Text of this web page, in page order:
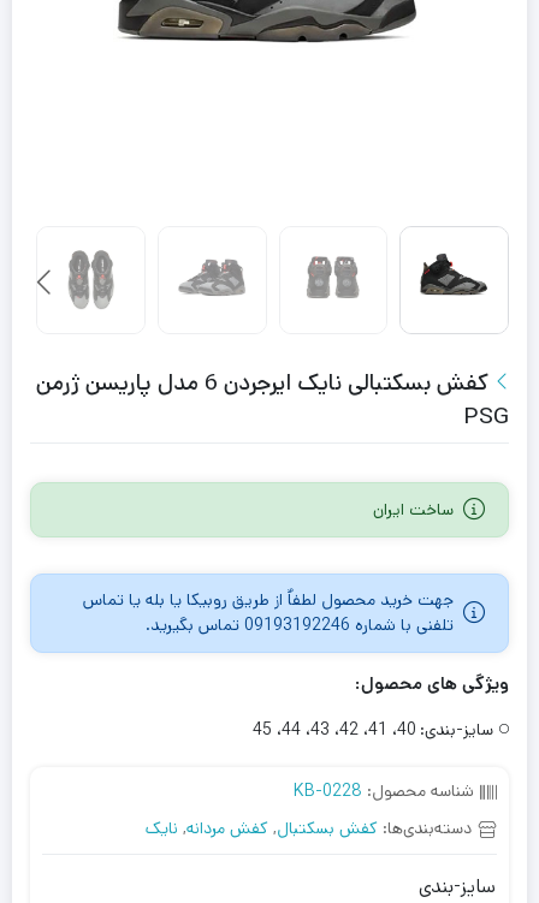
کفش بسکتبالی نایک ایرجردن 6 مدل پاریسن ژرمن
PSG
ساخت ایران
جهت خرید محصول لطفاٌ از طریق روبیکا یا بله یا تماس
تلفنی با شماره 09193192246 تماس بگیرید.
ویژگی های محصول:
سایز-بندی: 40، 41، 42، 43، 44، 45
شناسه محصول: KB-0228
دسته‌بندی‌ها: کفش بسکتبال, کفش مردانه, نایک
سایز-بندی